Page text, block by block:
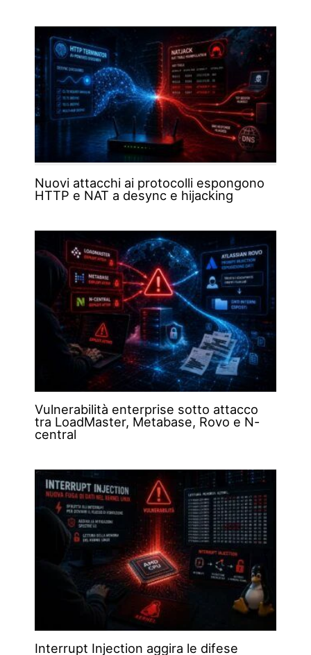
Nuovi attacchi ai protocolli espongono
HTTP e NAT a desync e hijacking
Vulnerabilità enterprise sotto attacco
tra LoadMaster, Metabase, Rovo e N-
central
Interrupt Injection aggira le difese